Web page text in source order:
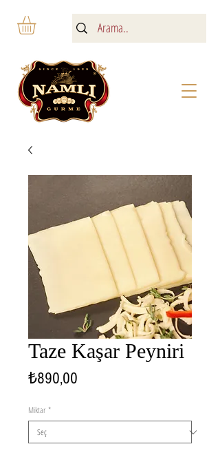
Taze Kaşar Peyniri
₺890,00
Miktar *